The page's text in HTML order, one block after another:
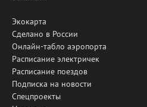
Экокарта
Сделано в России
Онлайн-табло аэропорта
Расписание электричек
Расписание поездов
Подписка на новости
Спецпроекты